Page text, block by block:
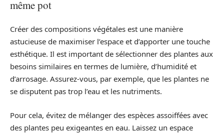
même pot
Créer des compositions végétales est une manière
astucieuse de maximiser l’espace et d’apporter une touche
esthétique. Il est important de sélectionner des plantes aux
besoins similaires en termes de lumière, d’humidité et
d’arrosage. Assurez-vous, par exemple, que les plantes ne
se disputent pas trop l’eau et les nutriments.
Pour cela, évitez de mélanger des espèces assoiffées avec
des plantes peu exigeantes en eau. Laissez un espace